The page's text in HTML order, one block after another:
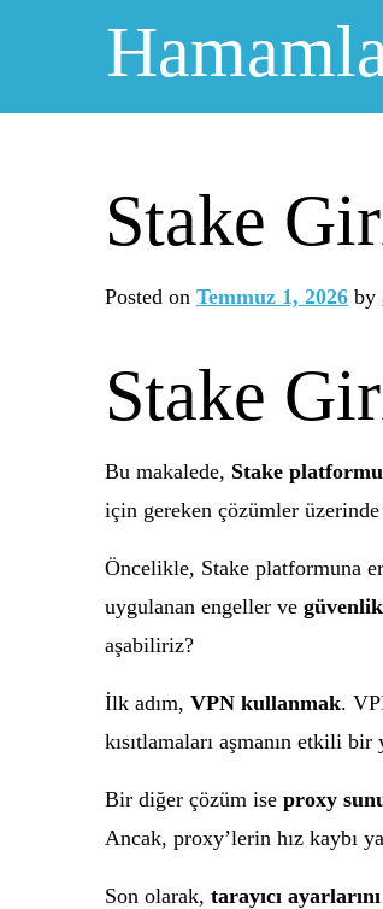
Stake
Posted on Temmuz 1, 2026 by
Stake
Bu makalede, Stake
için gereken çözümler üzerinde
Öncelikle, Stake platformuna
uygulanan engeller ve
aşabiliriz?
İlk adım, VPN kullanmak.
kısıtlamaları aşmanın etkili
Bir diğer çözüm ise proxy
Ancak, proxy’lerin hız kaybı
Son olarak, tarayıcı